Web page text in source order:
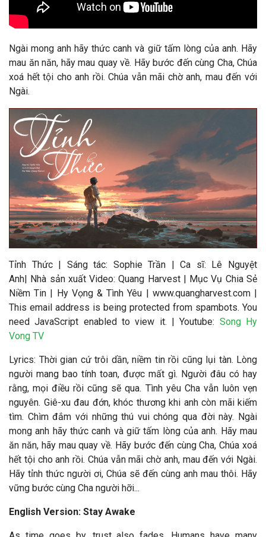
Ngài mong anh hãy thức canh và giữ tấm lòng của anh. Hãy
mau ăn năn, hãy mau quay về. Hãy bước đến cùng Cha, Chúa
xoá hết tội cho anh rồi. Chúa vẫn mãi chờ anh, mau đến với
Ngài.
Tỉnh Thức| Sáng tác: Sophie Trần |Ca sĩ: Lê Nguyệt
Anh| Nhà sản xuất Video: Quang Harvest | Mục Vụ Chia Sẻ
Niềm Tin | Hy Vọng & Tình Yêu | www.quangharvest.com |
This email address is being protected from spambots. You
need JavaScript enabled to view it. | Youtube: Song Hy
Vong TV
Lyrics: Thời gian cứ trôi dần, niềm tin rồi cũng lụi tàn. Lòng
người mang bao tính toan, được mất gì. Người đâu có hay
rằng, mọi điều rồi cũng sẽ qua. Tình yêu Cha vẫn luôn vẹn
nguyên. Giê-xu đau đớn, khóc thương khi anh còn mãi kiếm
tìm. Chìm đắm với những thú vui chóng qua đời này. Ngài
mong anh hãy thức canh và giữ tấm lòng của anh. Hãy mau
ăn năn, hãy mau quay về. Hãy bước đến cùng Cha, Chúa xoá
hết tội cho anh rồi. Chúa vẫn mãi chờ anh, mau đến với Ngài.
Hãy tỉnh thức người ơi, Chúa sẽ đến cùng anh mau thôi. Hãy
vững bước cùng Cha người hỡi...
English Version: Stay Awake